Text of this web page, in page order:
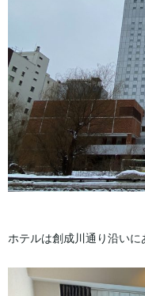
ホテルは創成川通り沿いに